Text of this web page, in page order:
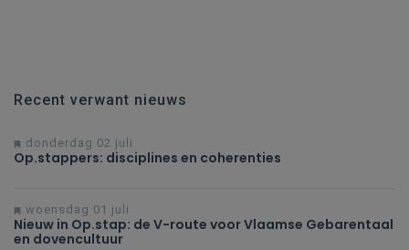
Recent verwant nieuws
donderdag 02 juli
Op.stappers: disciplines en coherenties
woensdag 01 juli
Nieuw in Op.stap: de V-route voor Vlaamse Gebarentaal
en dovencultuur